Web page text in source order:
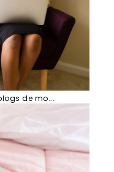
de mo...